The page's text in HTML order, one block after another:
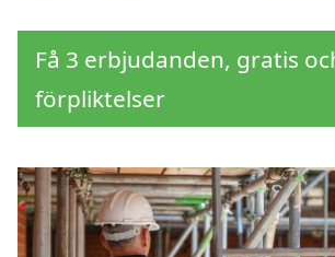
Få 3 erbjudanden, gratis
förpliktelser